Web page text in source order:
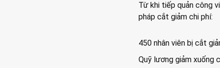
Từ khi tiếp quản công
pháp cắt giảm chi phí:
450 nhân viên bị cắt
Quỹ lương giảm xuống